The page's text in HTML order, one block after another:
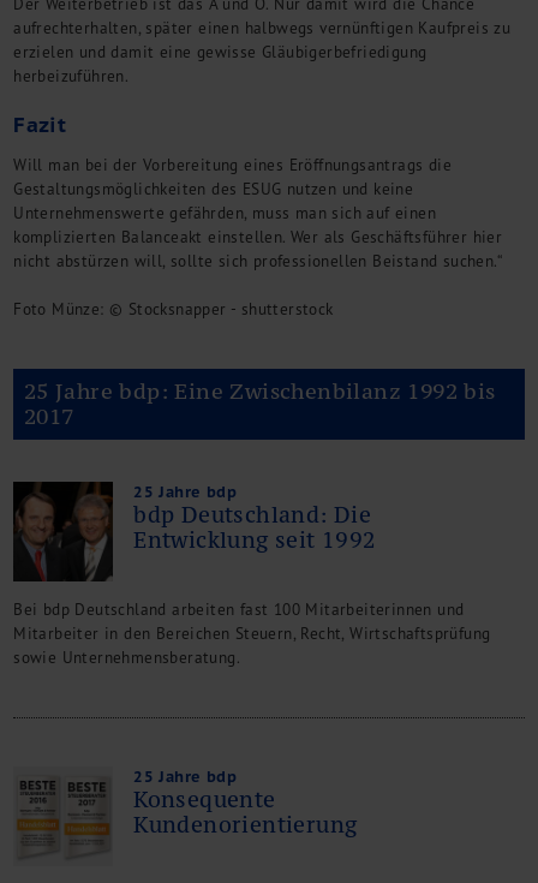
aufrechterhalten, später einen halbwegs vernünftigen Kaufpreis zu
erzielen und damit eine gewisse Gläubigerbefriedigung
herbeizuführen.
Fazit
Will man bei der Vorbereitung eines Eröffnungsantrags die
Gestaltungsmöglichkeiten des ESUG nutzen und keine
Unternehmenswerte gefährden, muss man sich auf einen
komplizierten Balanceakt einstellen. Wer als Geschäftsführer hier
nicht abstürzen will, sollte sich professionellen Beistand suchen.“
Foto Münze: © Stocksnapper - shutterstock
25 Jahre bdp: Eine Zwischenbilanz 1992 bis
2017
25 Jahre bdp
bdp Deutschland: Die
Entwicklung seit 1992
Bei bdp Deutschland arbeiten fast 100 Mitarbeiterinnen und
Mitarbeiter in den Bereichen Steuern, Recht, Wirtschaftsprüfung
sowie Unternehmensberatung.
25 Jahre bdp
Konsequente
Kundenorientierung